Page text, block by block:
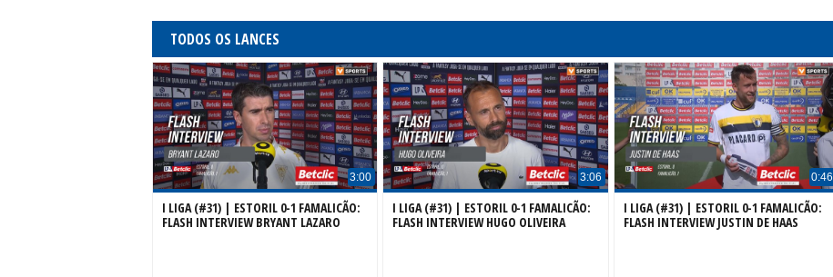
TODOS OS LANCES
3:00
I LIGA (#31) | ESTORIL 0-1 FAMALICÃO:
FLASH INTERVIEW BRYANT LAZARO
3:06
I LIGA (#31) | ESTORIL 0-1 FAMALICÃO:
FLASH INTERVIEW HUGO OLIVEIRA
0:46
I LIGA (#31) | ESTORIL 0-1 FAMALICÃO:
FLASH INTERVIEW JUSTIN DE HAAS